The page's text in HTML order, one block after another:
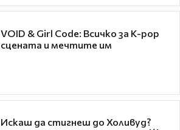
VOID & Girl Code: Всичко за K-pop
сцената и мечтите им
Искаш да стигнеш до Холивуд?